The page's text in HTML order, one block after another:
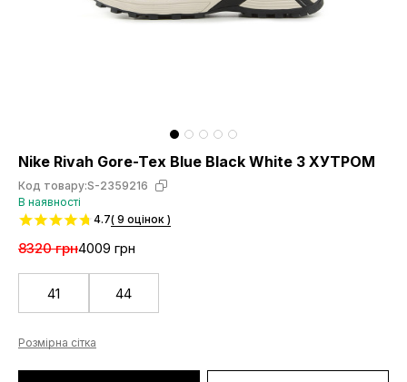
Nike Rivah Gore-Tex Blue Black White З ХУТРОМ
Код товару:S-2359216
В наявності
4.7( 9 оцінок )
8320 грн4009 грн
41 44
Розмірна сітка